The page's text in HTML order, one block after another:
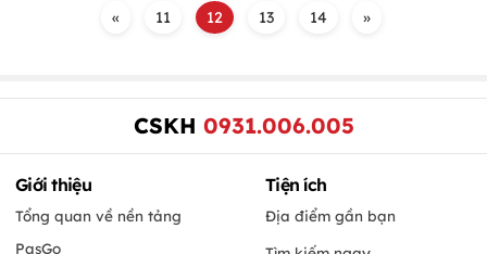
« 11 12 13 14 »
CSKH 0931.006.005
Giới thiệu
Tổng quan về nền tảng
PasGo
Tiện ích
Địa điểm gần bạn